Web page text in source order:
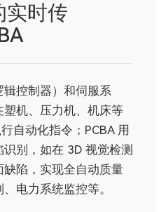
实时传
辑控制器）和伺服系
机、压力机、机床等
自动化指令；PCBA 用
别，如在 3D 视觉检测
陷，实现全自动质量
、电力系统监控等。